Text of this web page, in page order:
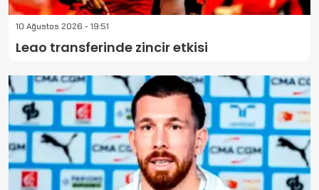
10 Ağustos 2026 - 19:51
Leao transferinde zincir etkisi